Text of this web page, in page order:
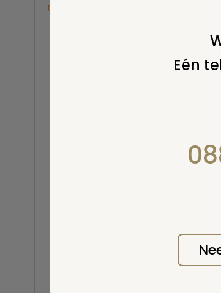
Overige
Eén